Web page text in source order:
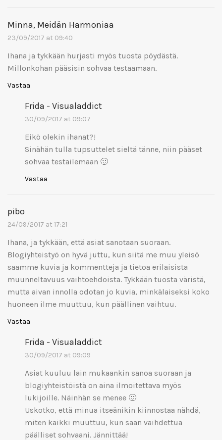
Minna, Meidän Harmoniaa
23/09/2017 at 09:40
Ihana ja tykkään hurjasti myös tuosta pöydästä.
Millonkohan pääsisin sohvaa testaamaan.
Vastaa
Frida - Visualaddict
30/09/2017 at 09:07
Eikö olekin ihanat?!
Sinähän tulla tupsuttelet sieltä tänne, niin pääset
sohvaa testailemaan 🙂
Vastaa
pibo
24/09/2017 at 17:21
Ihana, ja tykkään, että asiat sanotaan suoraan.
Blogiyhteistyö on hyvä juttu, kun siitä me muu yleisö
saamme kuvia ja kommentteja ja tietoa erilaisista
muunneltavuus vaihtoehdoista. Tykkään tuosta väristä,
mutta aivan innolla odotan jo kuvia, minkälaiseksi koko
huoneen ilme muuttuu, kun päällinen vaihtuu.
Vastaa
Frida - Visualaddict
30/09/2017 at 09:09
Asiat kuuluu lain mukaankin sanoa suoraan ja
blogiyhteistöistä on aina ilmoitettava myös
lukijoille. Näinhän se menee 🙂
Uskotko, että minua itseänikin kiinnostaa nähdä,
miten kaikki muuttuu, kun saan vaihdettua
päälliset sohvaani. Jännittää!